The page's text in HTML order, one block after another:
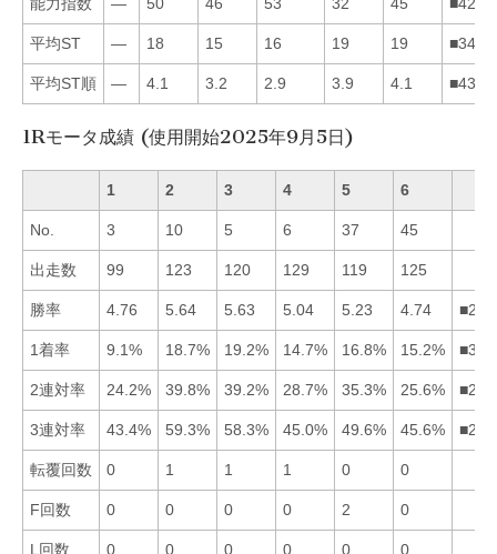
平均ST — 18 15 16 19 19
平均ST順 — 4.1 3.2 2.9 3.9 4.1
1Rモータ成績 (使用開始2025年9月5日)
1 2 3 4 5 6
No. 3 10 5 6 37 45
出走数 99 123 120 129 119 125
勝率 4.76 5.64 5.63 5.04 5.23 4.74
1着率 9.1% 18.7% 19.2% 14.7% 16.8% 15.2%
2連対率 24.2% 39.8% 39.2% 28.7% 35.3% 25.6%
3連対率 43.4% 59.3% 58.3% 45.0% 49.6% 45.6%
転覆回数 0 1 1 1 0 0
F回数 0 0 0 0 2 0
L回数 0 0 0 0 0 0